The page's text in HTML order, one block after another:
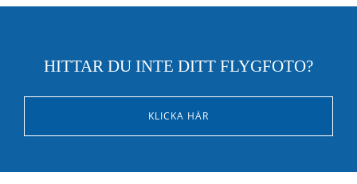
HITTAR DU INTE DITT FLYGFOTO?
KLICKA HÄR